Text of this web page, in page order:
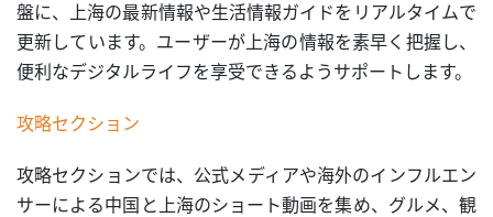
盤に、上海の最新情報や生活情報ガイドをリアルタイムで
更新しています。ユーザーが上海の情報を素早く把握し、
便利なデジタルライフを享受できるようサポートします。
攻略セクション
攻略セクションでは、公式メディアや海外のインフルエン
サーによる中国と上海のショート動画を集め、グルメ、観